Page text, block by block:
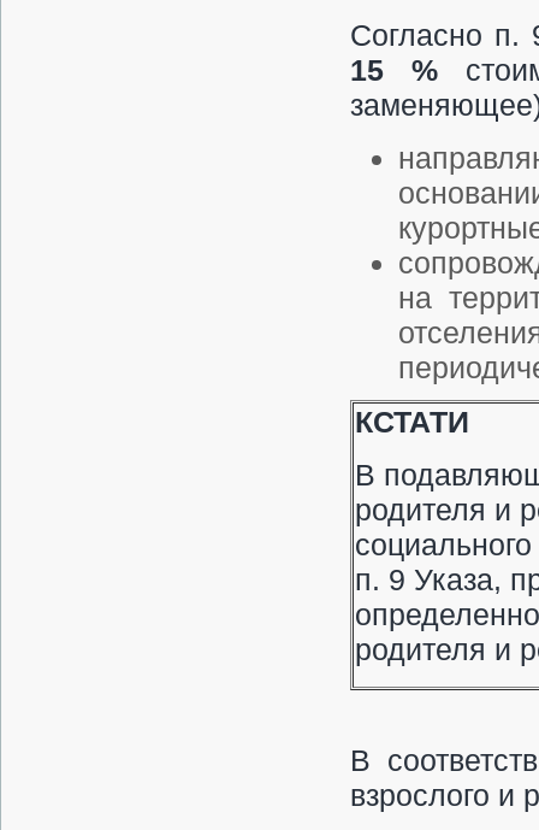
Согласно п.
15 %
на
КСТАТИ
В
родителя и
п. 9 Указа,
родителя и
В
взрослого и